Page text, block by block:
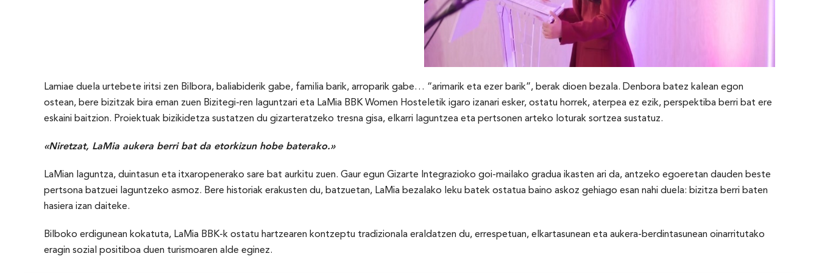
Lamiae duela urtebete iritsi zen Bilbora, baliabiderik gabe, familia barik, arroparik gabe… “arimarik eta ezer barik”, berak dioen bezala. Denbora batez kalean egon
ostean, bere bizitzak bira eman zuen Bizitegi-ren laguntzari eta LaMia BBK Women Hosteletik igaro izanari esker, ostatu horrek, aterpea ez ezik, perspektiba berri bat ere
eskaini baitzion. Proiektuak bizikidetza sustatzen du gizarteratzeko tresna gisa, elkarri laguntzea eta pertsonen arteko loturak sortzea sustatuz.
«Niretzat, LaMia aukera berri bat da etorkizun hobe baterako.»
LaMian laguntza, duintasun eta itxaropenerako sare bat aurkitu zuen. Gaur egun Gizarte Integrazioko goi-mailako gradua ikasten ari da, antzeko egoeretan dauden beste
pertsona batzuei laguntzeko asmoz. Bere historiak erakusten du, batzuetan, LaMia bezalako leku batek ostatua baino askoz gehiago esan nahi duela: bizitza berri baten
hasiera izan daiteke.
Bilboko erdigunean kokatuta, LaMia BBK-k ostatu hartzearen kontzeptu tradizionala eraldatzen du, errespetuan, elkartasunean eta aukera-berdintasunean oinarritutako
eragin sozial positiboa duen turismoaren alde eginez.